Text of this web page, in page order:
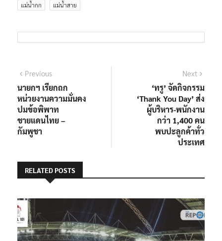
แม่น้ำกก
แม่น้ำสาย
แนะแนว
เรื่อง
Previous
post:
นายกฯ เรียกถก
หน่วยงานความมั่นคง
ปมข้อพิพาท
ชายแดนไทย –
กัมพูชา
Next
‘ทรู’ จัดกิจกรรม
‘Thank You Day’ ส่ง
ผู้บริหาร-พนักงาน
กว่า 1,400 คน
พบปะลูกค้าทั่ว
ประเทศ
RELATED POSTS